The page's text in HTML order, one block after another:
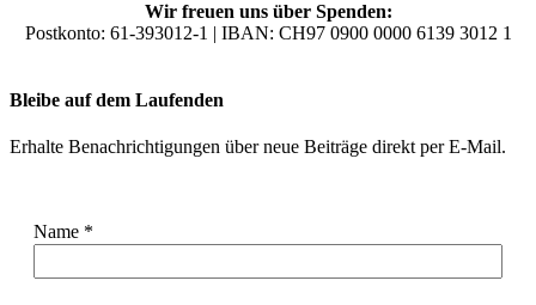
Wir freuen uns über Spenden:
Postkonto: 61-393012-1 | IBAN: CH97 0900 0000 6139 3012 1
Bleibe auf dem Laufenden
Erhalte Benachrichtigungen über neue Beiträge direkt per E-Mail.
Name *